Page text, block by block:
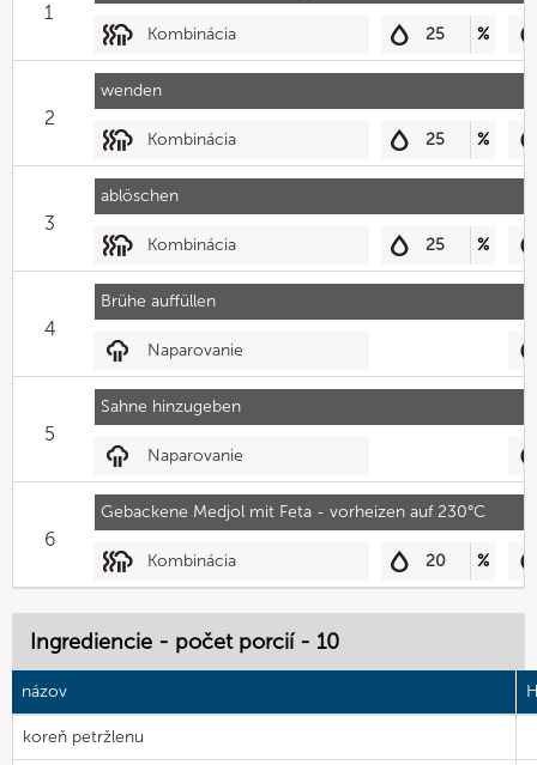
1
Kombinácia 25 %
wenden
2
Kombinácia 25 %
ablöschen
3
Kombinácia 25 %
Brühe auffüllen
4
Naparovanie
Sahne hinzugeben
5
Naparovanie
Gebackene Medjol mit Feta - vorheizen auf 230°C
6
Kombinácia 20 %
Ingrediencie - počet porcií - 10
názov
koreň petržlenu